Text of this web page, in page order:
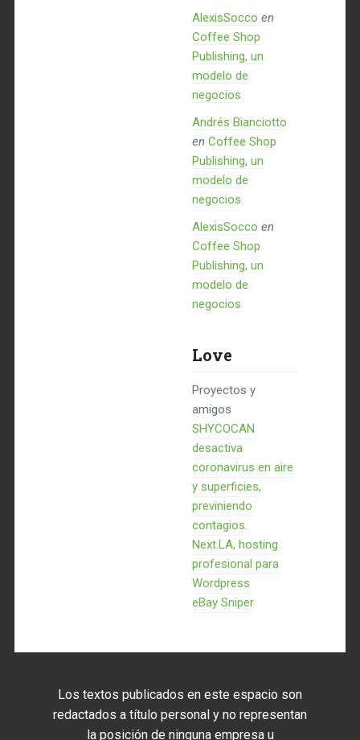
AlexisSocco en
Coffee Shop
Publishing, un
modelo de
negocios
Andrés Bianciotto
en Coffee Shop
Publishing, un
modelo de
negocios
AlexisSocco en
Coffee Shop
Publishing, un
modelo de
negocios
Love
Proyectos y
amigos
SHYCOCAN
desactiva
coronavirus en aire
y superficies,
previniendo
contagios.
Next.LA, hosting
profesional para
Wordpress
eBay Sniper
Los textos publicados en este espacio son
redactados a título personal y no representan
la posición de ninguna empresa u